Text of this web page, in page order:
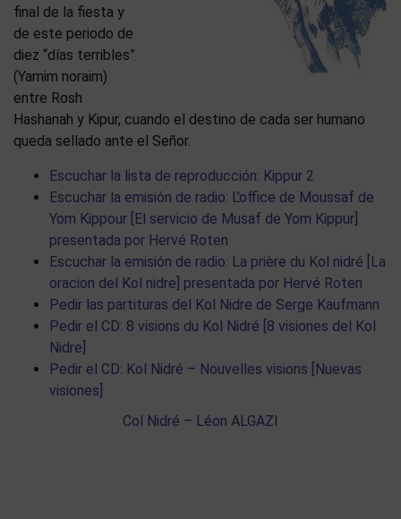
final de la fiesta y
de este periodo de
diez “días terribles”
(Yamim noraim)
entre Rosh
Hashanah y Kipur, cuando el destino de cada ser humano
queda sellado ante el Señor.
Escuchar la lista de reproducción: Kippur 2
Escuchar la emisión de radio: L’office de Moussaf de
Yom Kippour [El servicio de Musaf de Yom Kippur]
presentada por Hervé Roten
Escuchar la emisión de radio: La prière du Kol nidré [La
oracion del Kol nidre] presentada por Hervé Roten
Pedir las partituras del Kol Nidre de Serge Kaufmann
Pedir el CD: 8 visions du Kol Nidré [8 visiones del Kol
Nidre]
Pedir el CD: Kol Nidré – Nouvelles visions [Nuevas
visiones]
Col Nidré – Léon ALGAZI